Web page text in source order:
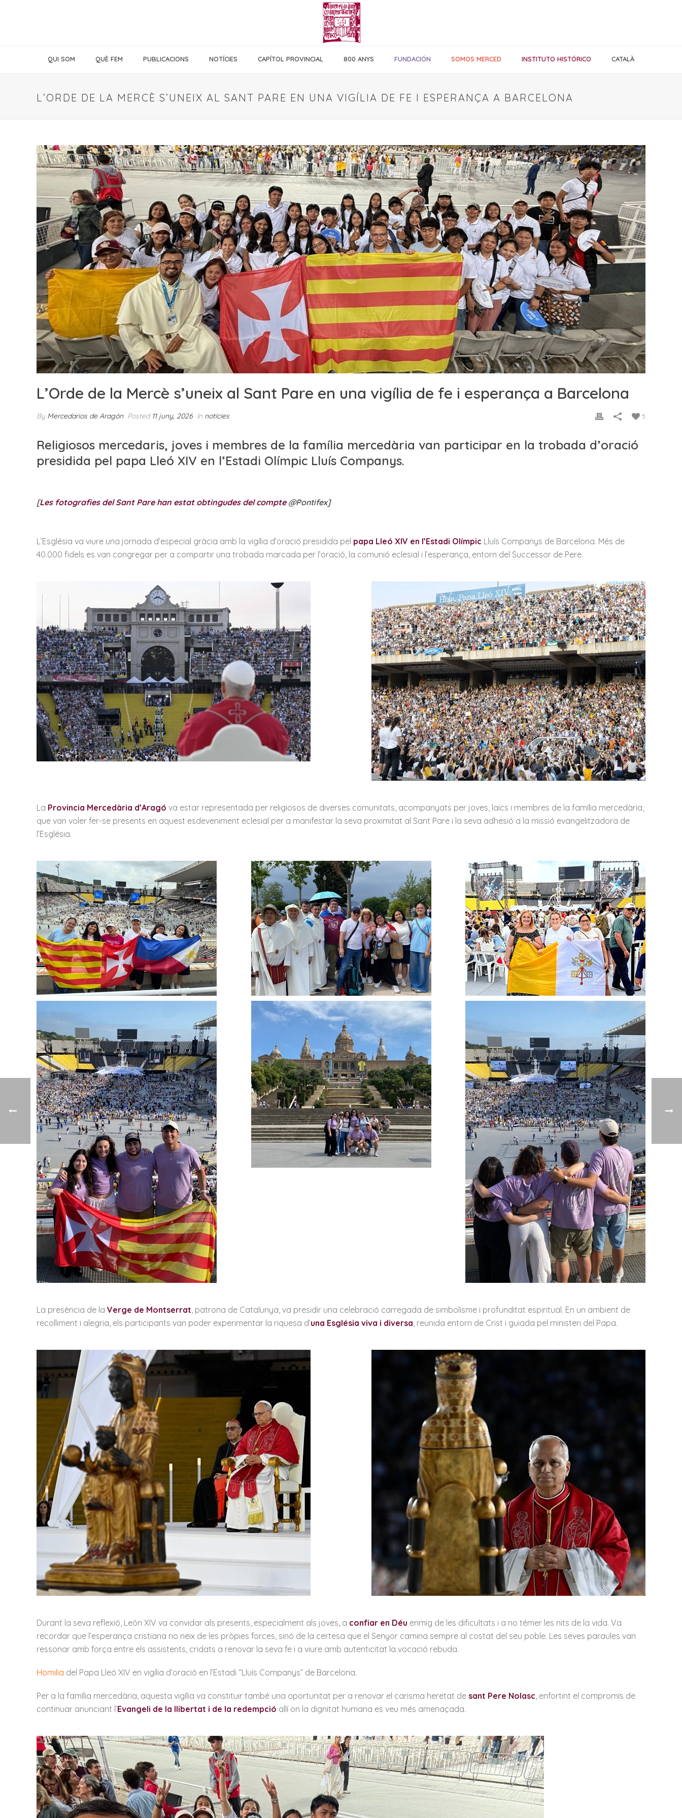
QUI SOM QUÈ FEM PUBLICACIONS NOTÍCIES CAPÍTOL PROVINCIAL 800 ANYS FUNDACIÓN SOMOS MERCED INSTITUTO HISTÓRICO CATALÀ
L’ORDE DE LA MERCÈ S’UNEIX AL SANT PARE EN UNA VIGÍLIA DE FE I ESPERANÇA A BARCELONA
L’Orde de la Mercè s’uneix al Sant Pare en una vigília de fe i esperança a Barcelona
By Mercedarios de Aragón Posted 11 juny, 2026 In notícies 5
Religiosos mercedaris, joves i membres de la família mercedària van participar en la trobada d’oració
presidida pel papa Lleó XIV en l’Estadi Olímpic Lluís Companys.
[Les fotografies del Sant Pare han estat obtingudes del compte@Pontifex]
L’Església va viure una jornada d’especial gràcia amb la vigília d’oració presidida pel papa Lleó XIV en l’Estadi Olímpic Lluís Companys de Barcelona. Més de
40.000 fidels es van congregar per a compartir una trobada marcada per l’oració, la comunió eclesial i l’esperança, entorn del Successor de Pere.
La Provincia Mercedària d’Aragó va estar representada per religiosos de diverses comunitats, acompanyats per joves, laics i membres de la família mercedària,
que van voler fer-se presents en aquest esdeveniment eclesial per a manifestar la seva proximitat al Sant Pare i la seva adhesió a la missió evangelitzadora de
l’Església.
La presència de la Verge de Montserrat, patrona de Catalunya, va presidir una celebració carregada de simbolisme i profunditat espiritual. En un ambient de
recolliment i alegria, els participants van poder experimentar la riquesa d’una Església viva i diversa, reunida entorn de Crist i guiada pel ministeri del Papa.
Durant la seva reflexió, León XIV va convidar als presents, especialment als joves, a confiar en Déu enmig de les dificultats i a no témer les nits de la vida. Va
recordar que l’esperança cristiana no neix de les pròpies forces, sinó de la certesa que el Senyor camina sempre al costat del seu poble. Les seves paraules van
ressonar amb força entre els assistents, cridats a renovar la seva fe i a viure amb autenticitat la vocació rebuda.
Homilia del Papa Lleó XIV en vigília d’oració en l’Estadi “Lluís Companys” de Barcelona.
Per a la família mercedària, aquesta vigília va constituir també una oportunitat per a renovar el carisma heretat de sant Pere Nolasc, enfortint el compromís de
continuar anunciant l’Evangeli de la llibertat i de la redempció allí on la dignitat humana es veu més amenaçada.